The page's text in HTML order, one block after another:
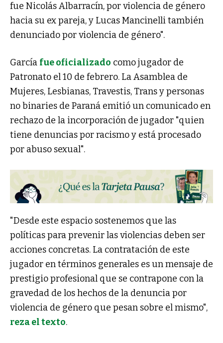
fue Nicolás Albarracín, por violencia de género
hacia su ex pareja, y Lucas Mancinelli también
denunciado por violencia de género".
García fue oficializado como jugador de
Patronato el 10 de febrero. La Asamblea de
Mujeres, Lesbianas, Travestis, Trans y personas
no binaries de Paraná emitió un comunicado en
rechazo de la incorporación de jugador "quien
tiene denuncias por racismo y está procesado
por abuso sexual".
"Desde este espacio sostenemos que las
políticas para prevenir las violencias deben ser
acciones concretas. La contratación de este
jugador en términos generales es un mensaje de
prestigio profesional que se contrapone con la
gravedad de los hechos de la denuncia por
violencia de género que pesan sobre el mismo",
reza el texto.